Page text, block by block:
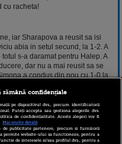
cu racheta!
iar Sharapova a reusit sa isi
abia in setul secund, la 1-2. A
s-a daramat pentru Halep. A
dar nu a mai reusit sa se
a condus din nou cu 1-0 la
oara cand Halep pierde in fata
dupa meciurile de la Madrid si
rămână confidențiale
pe dispozitivul dvs., precum identificatorii
Puteți accepta sau gestiona alegerile dvs.
de confidențialitate. Aceste alegeri vor fi
Mai multe detalii
de publicitate partenere, precum si furnizorii
permite website-ului sa functioneze, pentru a
de interesele si/sau profilul dvs., pentru a